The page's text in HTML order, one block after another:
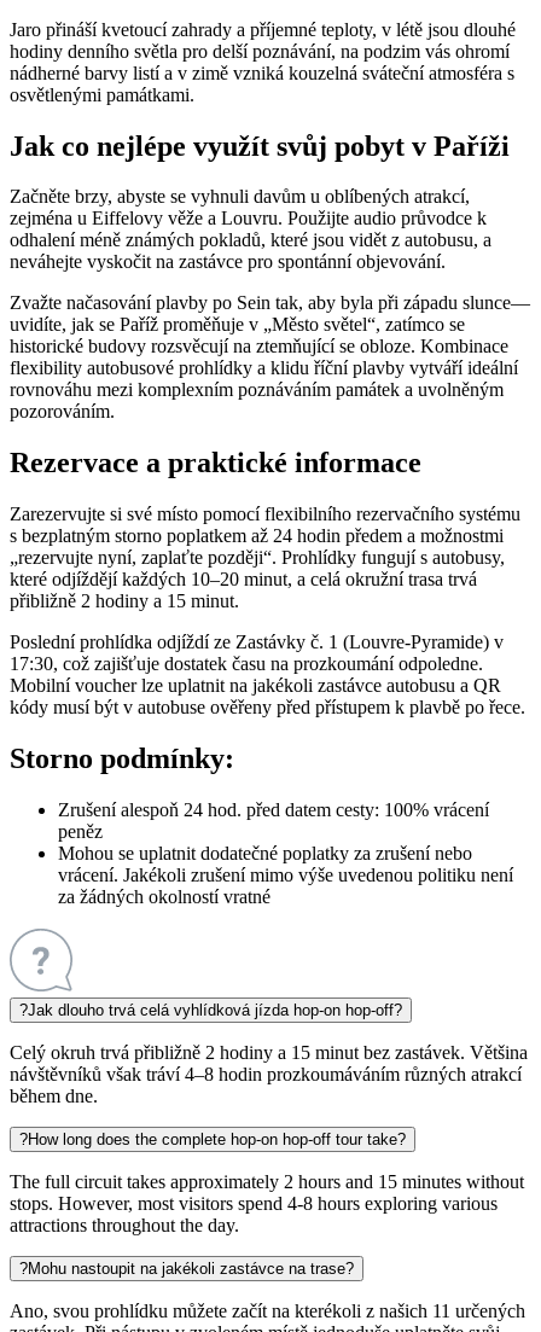
Jaro přináší kvetoucí zahrady a příjemné teploty, v létě jsou dlouhé
hodiny denního světla pro delší poznávání, na podzim vás ohromí
nádherné barvy listí a v zimě vzniká kouzelná sváteční atmosféra s
osvětlenými památkami.
Jak co nejlépe využít svůj pobyt v Paříži
Začněte brzy, abyste se vyhnuli davům u oblíbených atrakcí,
zejména u Eiffelovy věže a Louvru. Použijte audio průvodce k
odhalení méně známých pokladů, které jsou vidět z autobusu, a
neváhejte vyskočit na zastávce pro spontánní objevování.
Zvažte načasování plavby po Sein tak, aby byla při západu slunce—
uvidíte, jak se Paříž proměňuje v „Město světel“, zatímco se
historické budovy rozsvěcují na ztemňující se obloze. Kombinace
flexibility autobusové prohlídky a klidu říční plavby vytváří ideální
rovnováhu mezi komplexním poznáváním památek a uvolněným
pozorováním.
Rezervace a praktické informace
Zarezervujte si své místo pomocí flexibilního rezervačního systému
s bezplatným storno poplatkem až 24 hodin předem a možnostmi
„rezervujte nyní, zaplaťte později“. Prohlídky fungují s autobusy,
které odjíždějí každých 10–20 minut, a celá okružní trasa trvá
přibližně 2 hodiny a 15 minut.
Poslední prohlídka odjíždí ze Zastávky č. 1 (Louvre-Pyramide) v
17:30, což zajišťuje dostatek času na prozkoumání odpoledne.
Mobilní voucher lze uplatnit na jakékoli zastávce autobusu a QR
kódy musí být v autobuse ověřeny před přístupem k plavbě po řece.
Storno podmínky:
Zrušení alespoň 24 hod. před datem cesty: 100% vrácení
peněz
Mohou se uplatnit dodatečné poplatky za zrušení nebo
vrácení. Jakékoli zrušení mimo výše uvedenou politiku není
za žádných okolností vratné
?Jak dlouho trvá celá vyhlídková jízda hop-on hop-off?
Celý okruh trvá přibližně 2 hodiny a 15 minut bez zastávek. Většina
návštěvníků však tráví 4–8 hodin prozkoumáváním různých atrakcí
během dne.
?How long does the complete hop-on hop-off tour take?
The full circuit takes approximately 2 hours and 15 minutes without
stops. However, most visitors spend 4-8 hours exploring various
attractions throughout the day.
?Mohu nastoupit na jakékoli zastávce na trase?
Ano, svou prohlídku můžete začít na kterékoli z našich 11 určených